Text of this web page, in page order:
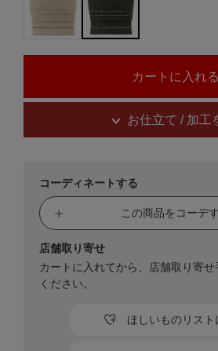
お仕立て / 加工
コーディネートする
この商品をコーデ
ほしいものリスト
店舗取り寄せ
カートに入れてから、店舗取り寄
ください。